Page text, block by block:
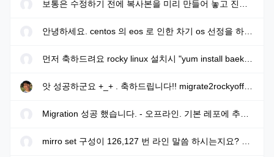
개인정보 처리와 관련한 정보주체의 불만처리 및 피해구제 등을 위하여 아래
성명 : 서정삼
연락처 : 010-4107-8033, foryou8033j@gmail.com
① 정보주체께서는 "Rocky Linux KR"의 서비스를 이용하시면서 발생한 모
든 개인정보 보호 관련 문의, 불만처리, 피해구제 등에 관한 사항을 개인정보
주체의 문의에 대해 지체 없이 답변 및 처리해드릴 것입니다.
③ "Rocky Linux KR"은 이용자의 회원자격을 상실시키기로 결정한 경우에는
통지하고, 소명할 기회를 부여합니다.
① "Rocky Linux KR"은 특정 이용자에 대한 통지를 하는 경우 "Rocky Linux
② "Rocky Linux KR"은 불특정다수 이용자에 대한 통지를 하는 경우 "Rocky
"Rocky Linux KR"은 관련법령이 정하는 바에 따라서 이용자 등록정보를 포함
한 이용자의 개인정보를 보호하기 위하여 노력합니다. 이용자의 개인정보보